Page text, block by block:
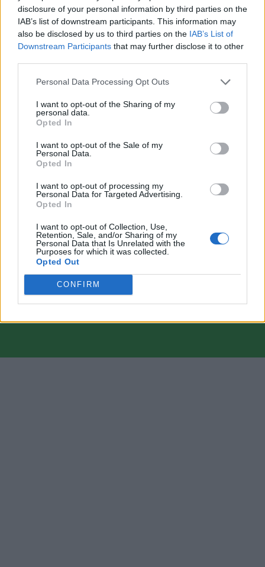
disclosure of your personal information by third parties on the
IAB’s list of downstream participants. This information may
also be disclosed by us to third parties on the IAB’s List of
Downstream Participants that may further disclose it to other
Personal Data Processing Opt Outs
I want to opt-out of the Sharing of my
personal data.
Opted In
I want to opt-out of the Sale of my
Personal Data.
Opted In
I want to opt-out of processing my
Personal Data for Targeted Advertising.
Opted In
I want to opt-out of Collection, Use,
Retention, Sale, and/or Sharing of my
Personal Data that Is Unrelated with the
Purposes for which it was collected.
Opted Out
CONFIRM
Il materiale (testo, foto e video) consultabile in questo portale è di nostra proprietà.
Alcune foto (screenshot) ed articoli presenti su "Calciomercato Magazine" sono in parte
giunti da internet, in quanto arrivati alla nostra attenzione attraverso regolari
comunicati stampa con immagini e testi allegati ed autorizzati alla pubblicazione, e
quindi valutati di pubblico dominio. Se i soggetti o gli autori avessero qualcosa in
contrario alla pubblicazione, non avranno che da segnalarlo alla redazione (indirizzo
"Calciomercato Magazine" non è una testata giornalistica, ma un sito di informazione di
proprietà di Napoli Magazine.